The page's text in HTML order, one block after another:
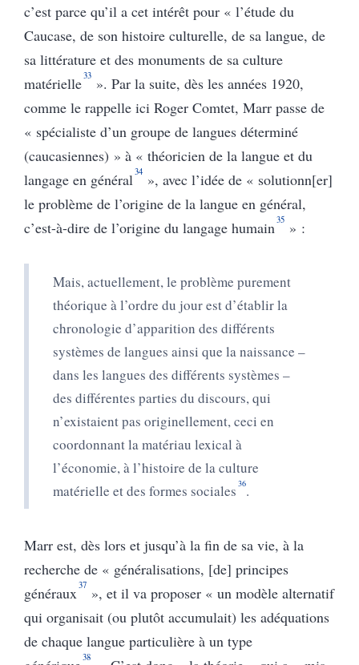
c’est parce qu’il a cet intérêt pour « l’étude du
Caucase, de son histoire culturelle, de sa langue, de
sa littérature et des monuments de sa culture
matérielle33 ». Par la suite, dès les années 1920,
comme le rappelle ici Roger Comtet, Marr passe de
« spécialiste d’un groupe de langues déterminé
(caucasiennes) » à « théoricien de la langue et du
langage en général 34 », avec l’idée de « solutionn[er]
le problème de l’origine de la langue en général,
c’est-à-dire de l’origine du langage humain 35 » :
Mais, actuellement, le problème purement
théorique à l’ordre du jour est d’établir la
chronologie d’apparition des différents
systèmes de langues ainsi que la naissance –
dans les langues des différents systèmes –
des différentes parties du discours, qui
n’existaient pas originellement, ceci en
coordonnant la matériau lexical à
l’économie, à l’histoire de la culture
matérielle et des formes sociales 36.
Marr est, dès lors et jusqu’à la fin de sa vie, à la
recherche de « généralisations, [de] principes
généraux 37 », et il va proposer « un modèle alternatif
qui organisait (ou plutôt accumulait) les adéquations
de chaque langue particulière à un type
38